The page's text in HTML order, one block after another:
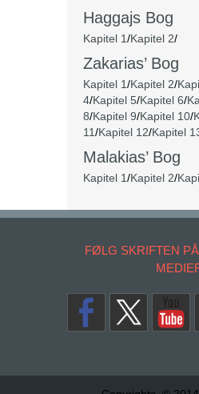
Haggajs Bog
Kapitel 1/Kapitel 2/
Zakarias’ Bog
Kapitel 1/Kapitel 2/
4/Kapitel 5/Kapitel 6/
8/Kapitel 9/Kapitel 10/
11/Kapitel 12/Kapitel
Malakias’ Bog
Kapitel 1/Kapitel 2/
FØLG SKRIFTEN